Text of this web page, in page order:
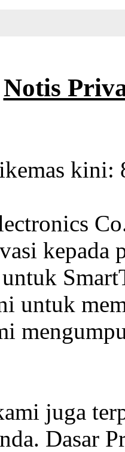
Notis
kini:
kepada
untuk
juga
Dasar